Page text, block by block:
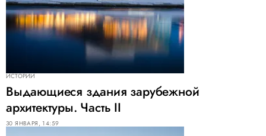
ИСТОРИИ
Выдающиеся здания зарубежной
архитектуры. Часть II
30 ЯНВАРЯ, 14:59